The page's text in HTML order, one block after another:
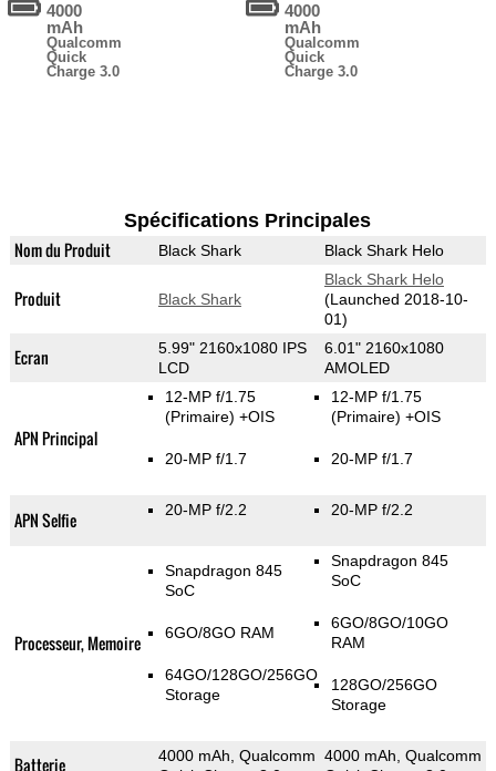
4000
mAh
Qualcomm
Quick
Charge 3.0
4000
mAh
Qualcomm
Quick
Charge 3.0
Spécifications Principales
Nom du Produit Black Shark Black Shark Helo
Produit Black Shark
Black Shark Helo
(Launched 2018-10-
01)
Ecran
5.99" 2160x1080 IPS
LCD
6.01" 2160x1080
AMOLED
APN Principal
12-MP f/1.75
(Primaire) +OIS
20-MP f/1.7
12-MP f/1.75
(Primaire) +OIS
20-MP f/1.7
APN Selfie 20-MP f/2.2 20-MP f/2.2
Processeur, Memoire
Snapdragon 845
SoC
6GO/8GO RAM
64GO/128GO/256GO
Storage
Snapdragon 845
SoC
6GO/8GO/10GO
RAM
128GO/256GO
Storage
Batterie
4000 mAh, Qualcomm 4000 mAh, Qualcomm